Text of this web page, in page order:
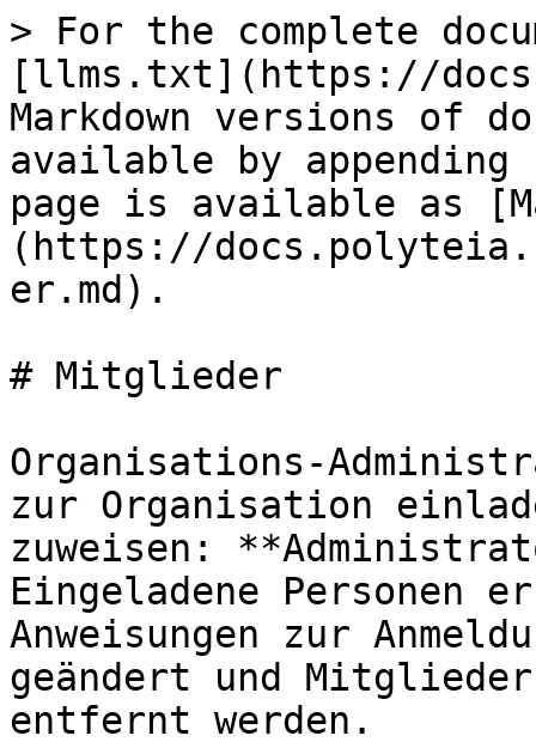
> For the complete
[llms.txt](https://
Markdown versions of
available by
page is available as
(https://
er.md).
# Mitglieder
Organisations-
zur Organisation
zuweisen:
Eingeladene Personen
Anweisungen zur
geändert und
entfernt werden.